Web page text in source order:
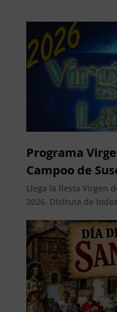
Programa
Campoo de
Llega la fiesta Virgen
2026. Disfruta de